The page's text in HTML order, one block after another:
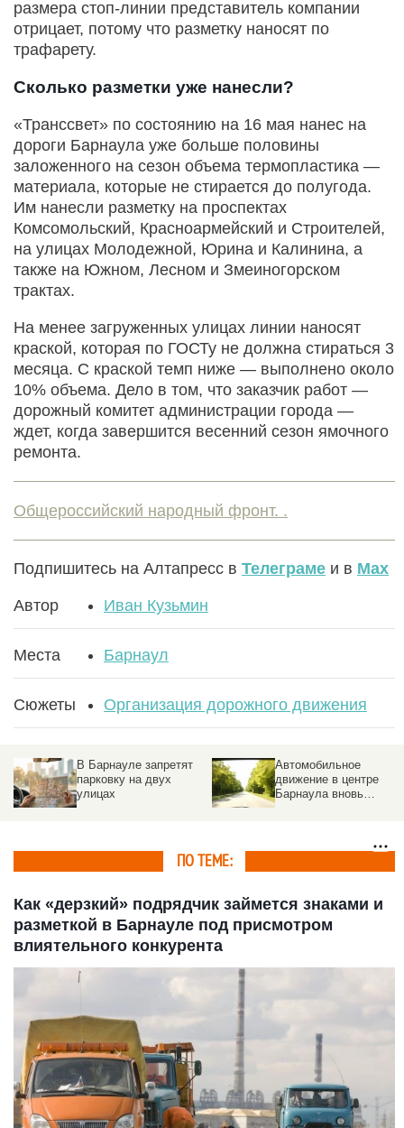
размера стоп-линии представитель компании
отрицает, потому что разметку наносят по
трафарету.
Сколько разметки уже нанесли?
«Транссвет» по состоянию на 16 мая нанес на
дороги Барнаула уже больше половины
заложенного на сезон объема термопластика —
материала, которые не стирается до полугода.
Им нанесли разметку на проспектах
Комсомольский, Красноармейский и Строителей,
на улицах Молодежной, Юрина и Калинина, а
также на Южном, Лесном и Змеиногорском
трактах.
На менее загруженных улицах линии наносят
краской, которая по ГОСТу не должна стираться 3
месяца. С краской темп ниже — выполнено около
10% объема. Дело в том, что заказчик работ —
дорожный комитет администрации города —
ждет, когда завершится весенний сезон ямочного
ремонта.
Общероссийский народный фронт. .
Подпишитесь на Алтапресс в Телеграме и в Max
Автор Иван Кузьмин
Места Барнаул
Сюжеты Организация дорожного движения
В Барнауле запретят
парковку на двух
улицах
Автомобильное
движение в центре
Барнаула вновь
ПО ТЕМЕ:
Как «дерзкий» подрядчик займется знаками и
разметкой в Барнауле под присмотром
влиятельного конкурента